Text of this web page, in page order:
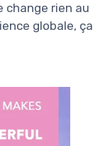
change rien au
globale, ça